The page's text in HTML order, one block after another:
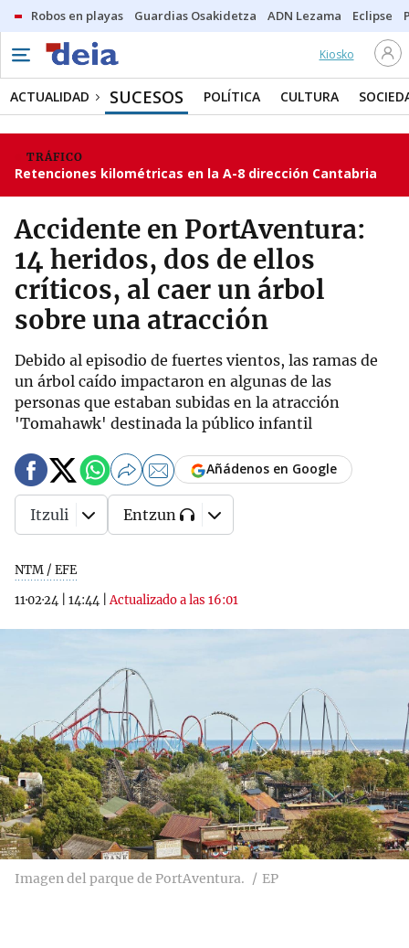
Robos en playas Guardias Osakidetza ADN Lezama Eclipse
Kiosko
ACTUALIDAD SUCESOS POLÍTICA CULTURA
TRÁFICO
Retenciones kilométricas en la A-8 dirección Cantabria
Accidente en PortAventura:
14 heridos, dos de ellos
críticos, al caer un árbol
sobre una atracción
Debido al episodio de fuertes vientos, las ramas de
un árbol caído impactaron en algunas de las
personas que estaban subidas en la atracción
'Tomahawk' destinada la público infantil
NTM / EFE
11·02·24
14:44 |Actualizado a las 16:01
Añádenos en Google
Itzuli Entzun
Imagen del parque de PortAventura. EP